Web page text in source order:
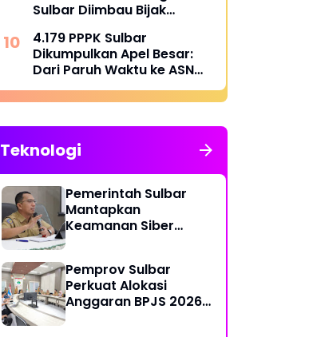
Sulbar Diimbau Bijak
4.179 PPPK Sulbar
Dikumpulkan Apel Besar:
Dari Paruh Waktu ke ASN
Penuh Waktu, Kapan Pasti?
Teknologi
Pemerintah Sulbar
Mantapkan
Keamanan Siber
Enam Kabupaten
Pemprov Sulbar
Perkuat Alokasi
Anggaran BPJS 2026